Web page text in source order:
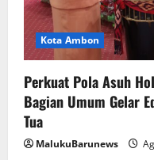
Kota Ambon
Perkuat Pola Asuh
Bagian Umum Gelar
Tua
MalukuBarunews